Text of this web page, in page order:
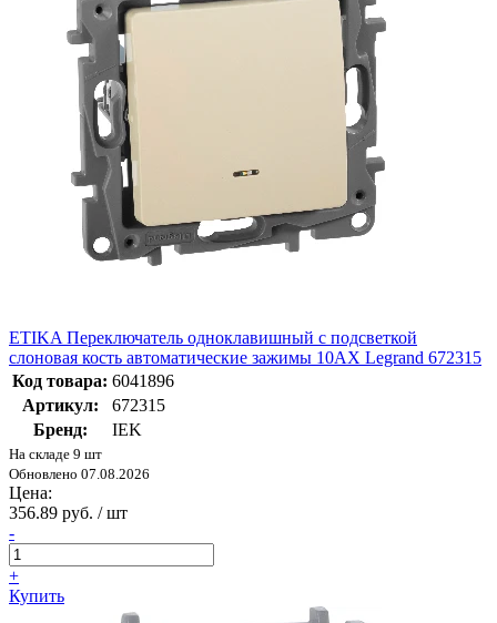
ETIKA Переключатель одноклавишный с подсветкой
слоновая кость автоматические зажимы 10AX Legrand 672315
Код товара: 6041896
Артикул:
672315
Бренд:
IEK
На складе 9 шт
Обновлено 07.08.2026
Цена:
356.89 руб. / шт
-
+
Купить